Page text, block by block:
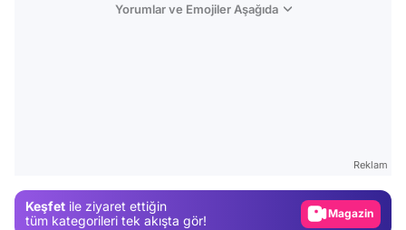
Yorumlar ve Emojiler Aşağıda
Reklam
Keşfet ile ziyaret ettiğin
tüm kategorileri tek akışta gör!
Magazin